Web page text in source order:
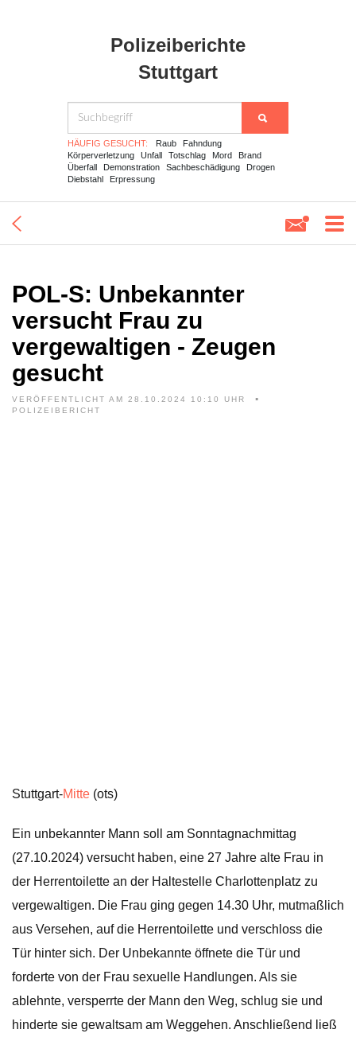
Polizeiberichte
Stuttgart
HÄUFIG GESUCHT: Raub
Fahndung
Körperverletzung
Unfall Totschlag Mord
Brand
Überfall
Demonstration Sachbeschädigung
Drogen
Diebstahl
Erpressung
POL-S: Unbekannter
versucht Frau zu
vergewaltigen - Zeugen
gesucht
VERÖFFENTLICHT AM 28.10.2024 10:10 UHR
POLIZEIBERICHT
Stuttgart-Mitte (ots)
Ein unbekannter Mann soll am Sonntagnachmittag
(27.10.2024) versucht haben, eine 27 Jahre alte Frau in
der Herrentoilette an der Haltestelle Charlottenplatz zu
vergewaltigen. Die Frau ging gegen 14.30 Uhr, mutmaßlich
aus Versehen, auf die Herrentoilette und verschloss die
Tür hinter sich. Der Unbekannte öffnete die Tür und
forderte von der Frau sexuelle Handlungen. Als sie
ablehnte, versperrte der Mann den Weg, schlug sie und
hinderte sie gewaltsam am Weggehen. Anschließend ließ